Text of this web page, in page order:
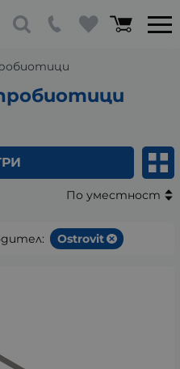
По уместност
Ostrovit